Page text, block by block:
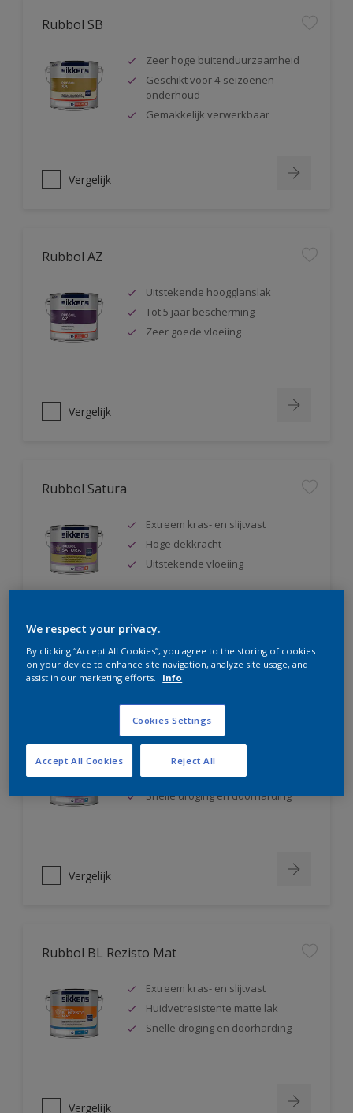
Rubbol SB
Zeer hoge buitenduurzaamheid
Geschikt voor 4-seizoenen
onderhoud
Gemakkelijk verwerkbaar
Vergelijk
Rubbol AZ
Uitstekende hoogglanslak
Tot 5 jaar bescherming
Zeer goede vloeiing
Vergelijk
Rubbol Satura
Extreem kras- en slijtvast
Hoge dekkracht
Uitstekende vloeiing
Rubbol BL Rezisto Satin
Extreem kras- en slijtvast
Huidvetresistente zijdeglanslak
Snelle droging en doorharding
Vergelijk
Rubbol BL Rezisto Mat
Extreem kras- en slijtvast
Huidvetresistente matte lak
Snelle droging en doorharding
Vergelijk
We respect your privacy.
By clicking “Accept All Cookies”, you agree to the storing of cookies
on your device to enhance site navigation, analyze site usage, and
assist in our marketing efforts.
Info
Cookies Settings
Reject All
Accept All Cookies